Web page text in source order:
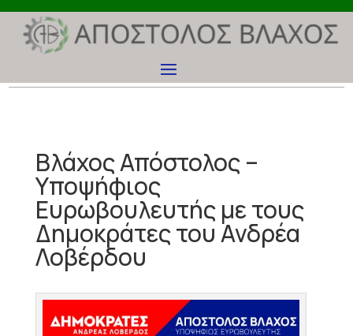
Βλάχος Απόστολος –
Υποψήφιος
Ευρωβουλευτής με τους
Δημοκράτες του Ανδρέα
Λοβέρδου